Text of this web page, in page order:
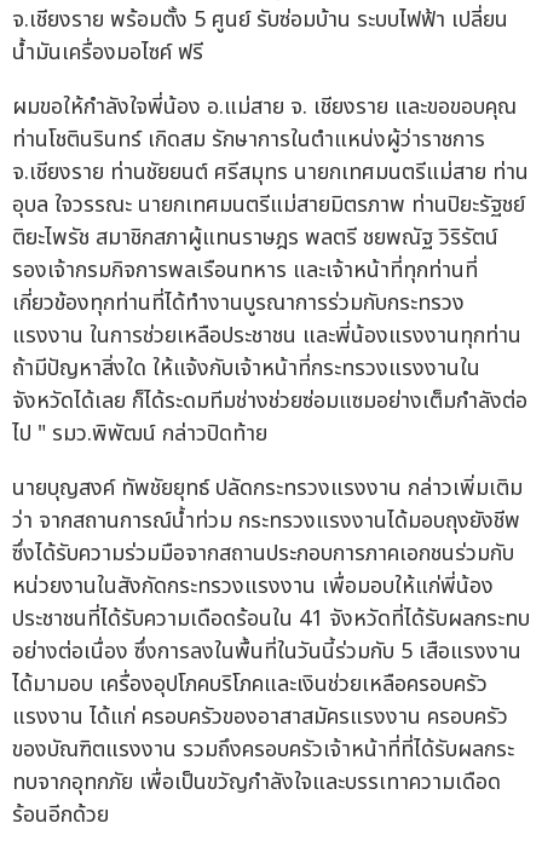
ผมขอให้กำลังใจพี่น้อง อ.แม่สาย จ. เชียงราย และขอขอบคุณ
ท่านโชตินรินทร์ เกิดสม รักษาการในตำแหน่งผู้ว่าราชการ
จ.เชียงราย ท่านชัยยนต์ ศรีสมุทร นายกเทศมนตรีแม่สาย ท่าน
อุบล ใจวรรณะ นายกเทศมนตรีแม่สายมิตรภาพ ท่านปิยะรัฐชย์
ติยะไพรัช สมาชิกสภาผู้แทนราษฎร พลตรี ชยพณัฐ วิริรัตน์
รองเจ้ากรมกิจการพลเรือนทหาร และเจ้าหน้าที่ทุกท่านที่
เกี่ยวข้องทุกท่านที่ได้ทำงานบูรณาการร่วมกับกระทรวง
แรงงาน ในการช่วยเหลือประชาชน และพี่น้องแรงงานทุกท่าน
ถ้ามีปัญหาสิ่งใด ให้แจ้งกับเจ้าหน้าที่กระทรวงแรงงานใน
จังหวัดได้เลย ก็ได้ระดมทีมช่างช่วยซ่อมแซมอย่างเต็มกำลังต่อ
ไป " รมว.พิพัฒน์ กล่าวปิดท้าย
นายบุญสงค์ ทัพชัยยุทธ์ ปลัดกระทรวงแรงงาน กล่าวเพิ่มเติม
ว่า จากสถานการณ์น้ำท่วม กระทรวงแรงงานได้มอบถุงยังชีพ
ซึ่งได้รับความร่วมมือจากสถานประกอบการภาคเอกชนร่วมกับ
หน่วยงานในสังกัดกระทรวงแรงงาน เพื่อมอบให้แก่พี่น้อง
ประชาชนที่ได้รับความเดือดร้อนใน 41 จังหวัดที่ได้รับผลกระทบ
อย่างต่อเนื่อง ซึ่งการลงในพื้นที่ในวันนี้ร่วมกับ 5 เสือแรงงาน
ได้มามอบ เครื่องอุปโภคบริโภคและเงินช่วยเหลือครอบครัว
แรงงาน ได้แก่ ครอบครัวของอาสาสมัครแรงงาน ครอบครัว
ของบัณฑิตแรงงาน รวมถึงครอบครัวเจ้าหน้าที่ที่ได้รับผลกระ
ทบจากอุทกภัย เพื่อเป็นขวัญกำลังใจและบรรเทาความเดือด
ร้อนอีกด้วย